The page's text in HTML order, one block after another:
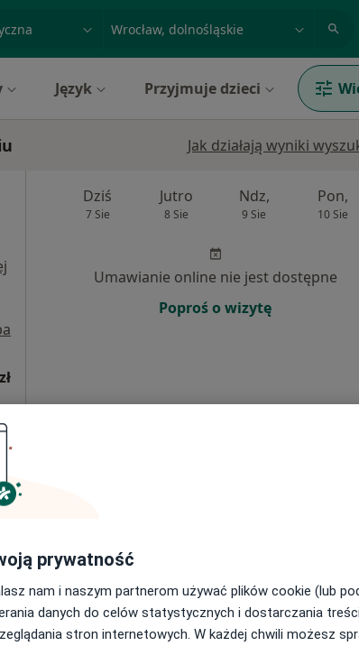
miasto lub dzielnica
Język Przyjmuje dzieci
Jak działają wyniki
Dziś
7 Sie
Jutro
8 Sie
Ndz,
9 Sie
Pon,
10 Sie
Umawianie online nie jest dostępne
Poproś o wizytę
Umawianie online nie jest dostępne
Poproś o wizytę
prywatność
nam i naszym partnerom używać plików cookie (lub
danych do celów statystycznych i dostarczania
stron internetowych. W każdej chwili możesz